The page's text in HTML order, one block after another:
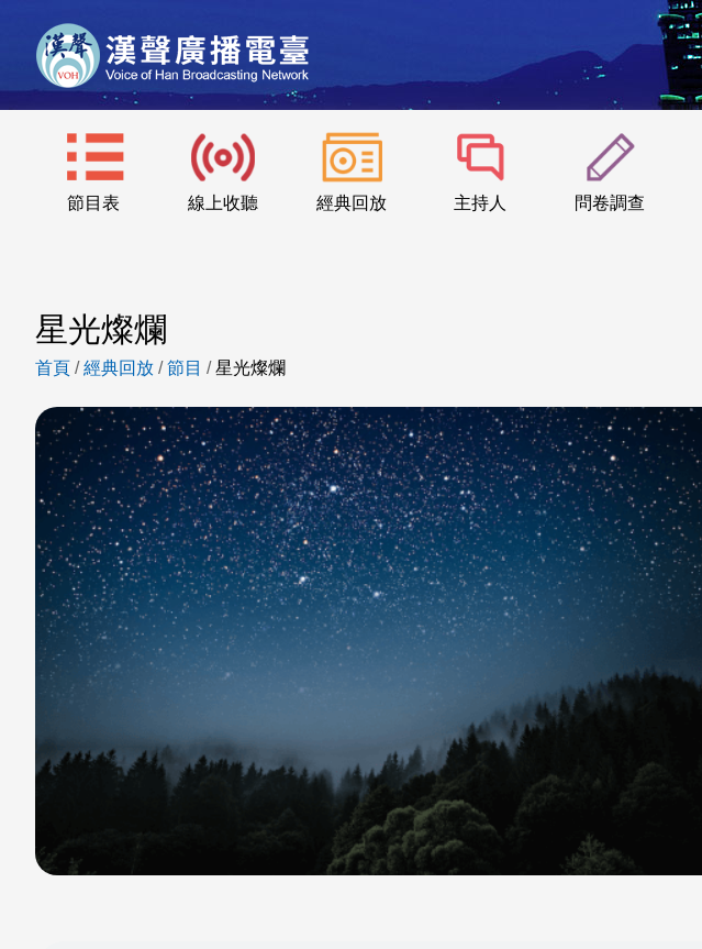
節目表 線上收聽 經典回放 主持人 問卷調查
星光燦爛
首頁 /經典回放 /節目 /星光燦爛